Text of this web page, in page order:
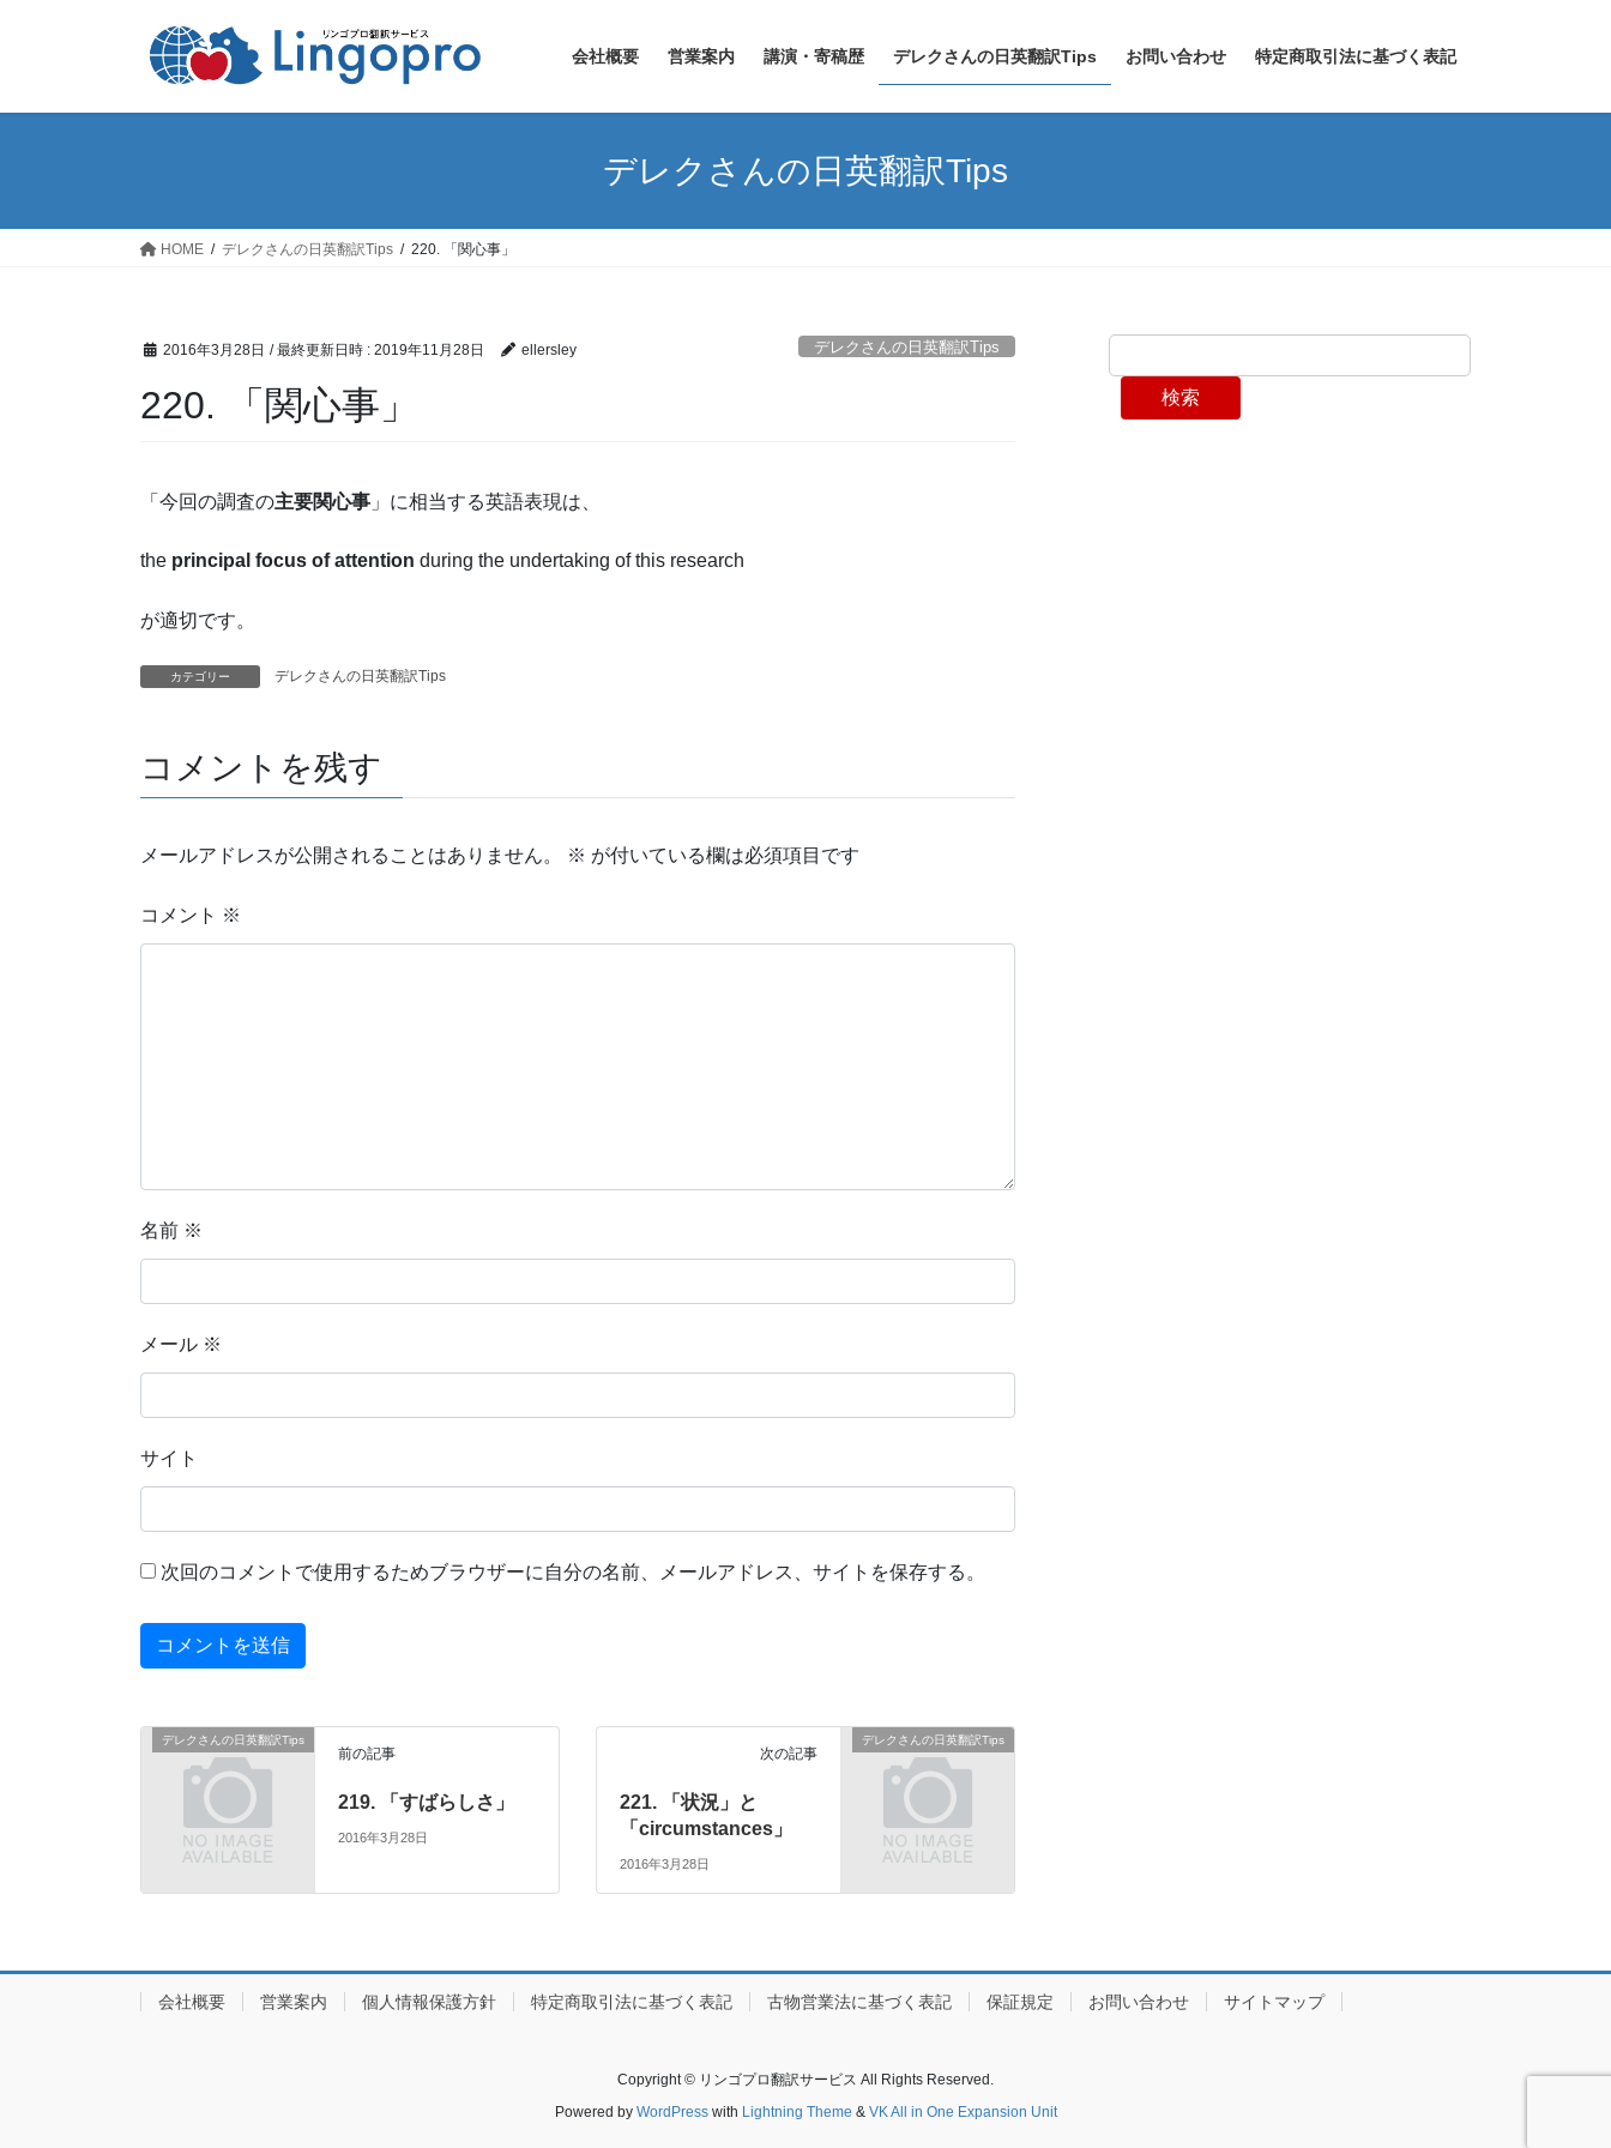
会社概要 営業案内 講演・寄稿歴 デレクさんの日英翻訳Tips お問い合わせ 特定商取引法に基づく表記
デレクさんの日英翻訳Tips
HOME デレクさんの日英翻訳Tips 220. 「関心事」
2016年3月28日 / 最終更新日時 : 2019年11月28日 ellersley デレクさんの日英翻訳Tips
220. 「関心事」
「今回の調査の主要関心事 」に相当する英語表現は、
the principal focus of attention during the undertaking of this research
が適切です。
カテゴリー デレクさんの日英翻訳Tips
コメントを残す
メールアドレスが公開されることはありません。 ※ が付いている欄は必須項目です
コメント ※
名前 ※
メール ※
サイト
次回のコメントで使用するためブラウザーに自分の名前、メールアドレス、サイトを保存する。
デレクさんの日英翻訳Tips
前の記事
219. 「すばらしさ」
2016年3月28日
デレクさんの日英翻訳Tips
次の記事
221. 「状況」と
「circumstances」
2016年3月28日
検索
会社概要 営業案内 個人情報保護方針 特定商取引法に基づく表記 古物営業法に基づく表記 保証規定 お問い合わせ サイトマップ
Copyright © リンゴプロ翻訳サービス All Rights Reserved.
Powered by WordPresswith Lightning Theme & VK All in One Expansion Unit